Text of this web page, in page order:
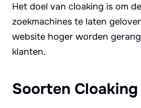
Het doel van cloaking is om
zoekmachines te laten
website hoger worden
klanten.
Soorten Cloaking